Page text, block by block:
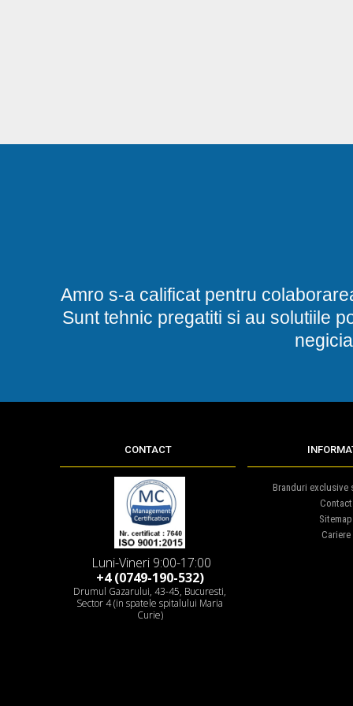
Amro s-a calificat pentru
Sunt tehnic pregatiti si au solutiile
CONTACT
Luni-Vineri 9:00-17:00
+4 (0749-190-532)
Drumul Gazarului, 43-45, Bucuresti,
Sector 4 (in spatele spitalului Maria
Curie)
Branduri exclusive
Contact
Sitemap
Cariere